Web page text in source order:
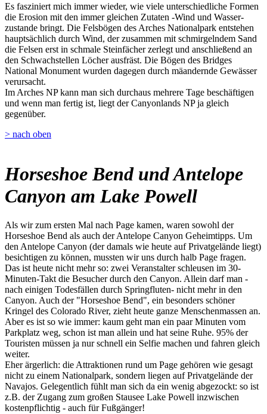
Es fasziniert mich immer wieder, wie viele unterschiedliche Formen
die Erosion mit den immer gleichen Zutaten -Wind und Wasser-
zustande bringt. Die Felsbögen des Arches Nationalpark entstehen
hauptsächlich durch Wind, der zusammen mit schmirgelndem Sand
die Felsen erst in schmale Steinfächer zerlegt und anschließend an
den Schwachstellen Löcher ausfräst. Die Bögen des Bridges
National Monument wurden dagegen durch mäandernde Gewässer
verursacht.
Im Arches NP kann man sich durchaus mehrere Tage beschäftigen
und wenn man fertig ist, liegt der Canyonlands NP ja gleich
gegenüber.
> nach oben
Horseshoe Bend und Antelope
Canyon am Lake Powell
Als wir zum ersten Mal nach Page kamen, waren sowohl der
Horseshoe Bend als auch der Antelope Canyon Geheimtipps. Um
den Antelope Canyon (der damals wie heute auf Privatgelände liegt)
besichtigen zu können, mussten wir uns durch halb Page fragen.
Das ist heute nicht mehr so: zwei Veranstalter schleusen im 30-
Minuten-Takt die Besucher durch den Canyon. Allein darf man -
nach einigen Todesfällen durch Springfluten- nicht mehr in den
Canyon. Auch der "Horseshoe Bend", ein besonders schöner
Kringel des Colorado River, zieht heute ganze Menschenmassen an.
Aber es ist so wie immer: kaum geht man ein paar Minuten vom
Parkplatz weg, schon ist man allein und hat seine Ruhe. 95% der
Touristen müssen ja nur schnell ein Selfie machen und fahren gleich
weiter.
Eher ärgerlich: die Attraktionen rund um Page gehören wie gesagt
nicht zu einem Nationalpark, sondern liegen auf Privatgelände der
Navajos. Gelegentlich fühlt man sich da ein wenig abgezockt: so ist
z.B. der Zugang zum großen Stausee Lake Powell inzwischen
kostenpflichtig - auch für Fußgänger!